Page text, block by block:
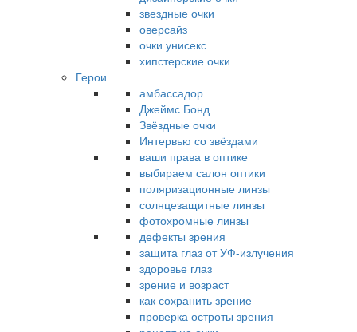
звездные очки
оверсайз
очки унисекс
хипстерские очки
Герои
амбассадор
Джеймс Бонд
Звёздные очки
Интервью со звёздами
ваши права в оптике
выбираем салон оптики
поляризационные линзы
солнцезащитные линзы
фотохромные линзы
дефекты зрения
защита глаз от УФ-излучения
здоровье глаз
зрение и возраст
как сохранить зрение
проверка остроты зрения